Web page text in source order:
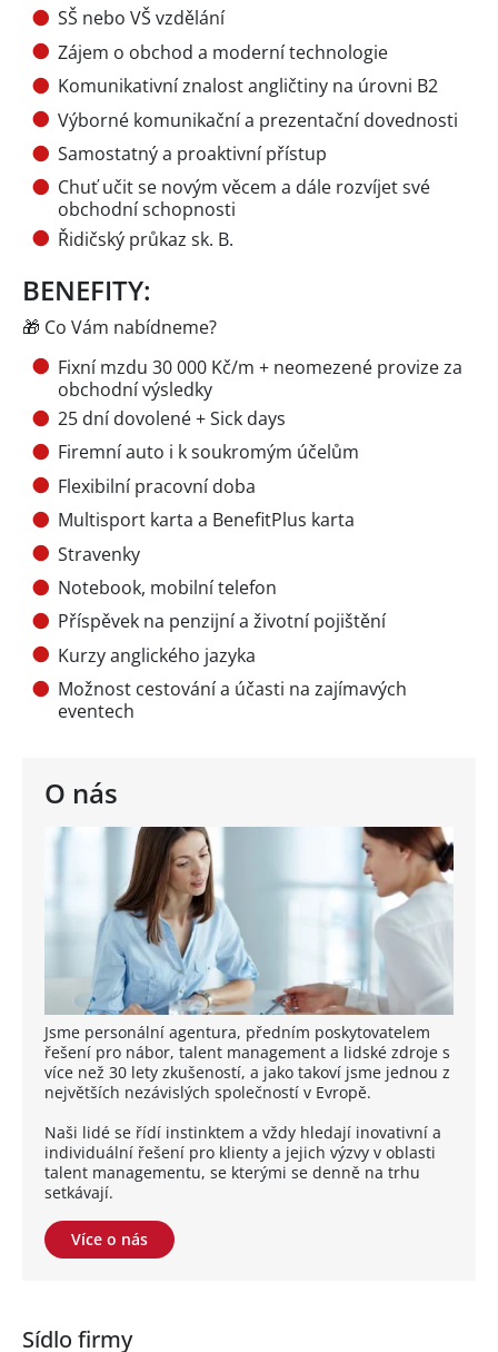
O nás
Jsme personální agentura, předním poskytovatelem
řešení pro nábor, talent management a lidské zdroje s
více než 30 lety zkušeností, a jako takoví jsme jednou z
největších nezávislých společností v Evropě.
Naši lidé se řídí instinktem a vždy hledají inovativní a
individuální řešení pro klienty a jejich výzvy v oblasti
talent managementu, se kterými se denně na trhu
setkávají.
Více o nás
SŠ nebo VŠ vzdělání
Zájem o obchod a moderní technologie
Komunikativní znalost angličtiny na úrovni B2
Výborné komunikační a prezentační dovednosti
Samostatný a proaktivní přístup
Chuť učit se novým věcem a dále rozvíjet své
obchodní schopnosti
Řidičský průkaz sk. B.
BENEFITY:
🎁 Co Vám nabídneme?
Fixní mzdu 30 000 Kč/m + neomezené provize za
obchodní výsledky
25 dní dovolené + Sick days
Firemní auto i k soukromým účelům
Flexibilní pracovní doba
Multisport karta a BenefitPlus karta
Stravenky
Notebook, mobilní telefon
Příspěvek na penzijní a životní pojištění
Kurzy anglického jazyka
Možnost cestování a účasti na zajímavých
eventech
Sídlo firmy